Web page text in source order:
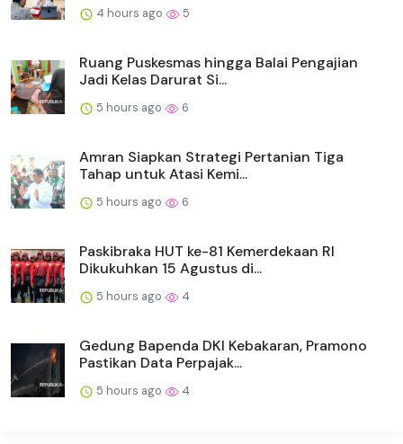
4 hours ago 5
Ruang Puskesmas hingga Balai Pengajian
Jadi Kelas Darurat Si...
5 hours ago 6
Amran Siapkan Strategi Pertanian Tiga
Tahap untuk Atasi Kemi...
5 hours ago 6
Paskibraka HUT ke-81 Kemerdekaan RI
Dikukuhkan 15 Agustus di...
5 hours ago 4
Gedung Bapenda DKI Kebakaran, Pramono
Pastikan Data Perpajak...
5 hours ago 4